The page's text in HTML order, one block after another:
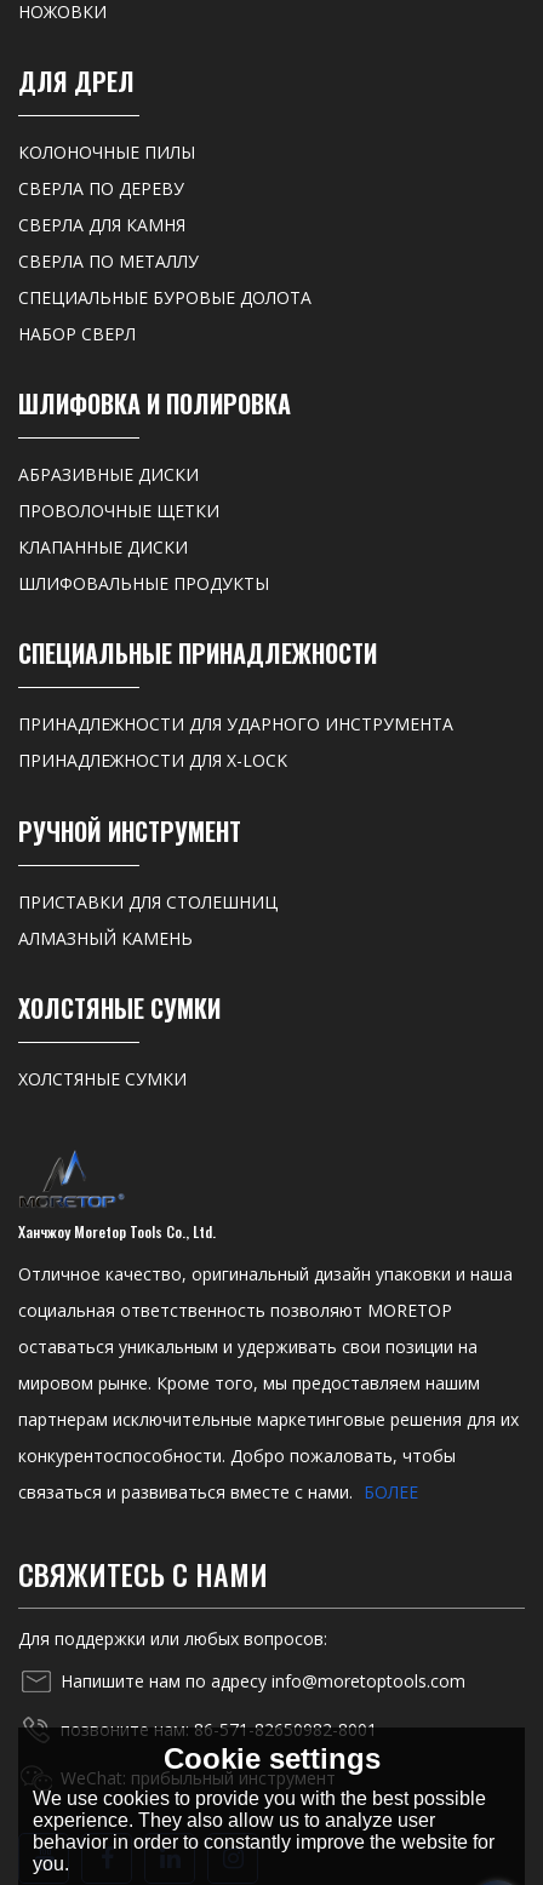
НОЖОВКИ
ДЛЯ ДРЕЛ
КОЛОНОЧНЫЕ ПИЛЫ
СВЕРЛА ПО ДЕРЕВУ
СВЕРЛА ДЛЯ КАМНЯ
СВЕРЛА ПО МЕТАЛЛУ
СПЕЦИАЛЬНЫЕ БУРОВЫЕ ДОЛОТА
НАБОР СВЕРЛ
ШЛИФОВКА И ПОЛИРОВКА
АБРАЗИВНЫЕ ДИСКИ
ПРОВОЛОЧНЫЕ ЩЕТКИ
КЛАПАННЫЕ ДИСКИ
ШЛИФОВАЛЬНЫЕ ПРОДУКТЫ
СПЕЦИАЛЬНЫЕ ПРИНАДЛЕЖНОСТИ
ПРИНАДЛЕЖНОСТИ ДЛЯ УДАРНОГО ИНСТРУМЕНТА
ПРИНАДЛЕЖНОСТИ ДЛЯ X-LOCK
РУЧНОЙ ИНСТРУМЕНТ
ПРИСТАВКИ ДЛЯ СТОЛЕШНИЦ
АЛМАЗНЫЙ КАМЕНЬ
ХОЛСТЯНЫЕ СУМКИ
ХОЛСТЯНЫЕ СУМКИ
Ханчжоу Moretop Tools Co., Ltd.
Отличное качество, оригинальный дизайн упаковки и наша
социальная ответственность позволяют MORETOP
оставаться уникальным и удерживать свои позиции на
мировом рынке. Кроме того, мы предоставляем нашим
партнерам исключительные маркетинговые решения для их
конкурентоспособности. Добро пожаловать, чтобы
связаться и развиваться вместе с нами. БОЛЕЕ
СВЯЖИТЕСЬ С НАМИ
Для поддержки или любых вопросов:
Напишите нам по адресу info@moretoptools.com
позвоните нам: 86-571-82650982-8001
WeChat: прибыльный инструмент
Cookie settings
We use cookies to provide you with the best possible
experience. They also allow us to analyze user
behavior in order to constantly improve the website for
you.